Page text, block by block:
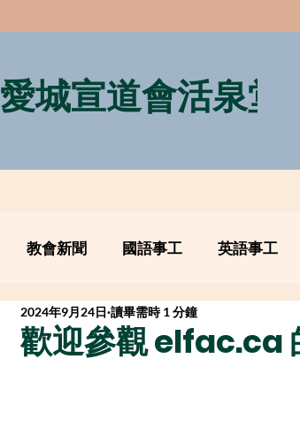
愛城宣道會活泉堂
教會新聞 國語事工 英語事工
歡迎參觀 elfac.ca
2024年9月24日 讀畢需時 1 分鐘